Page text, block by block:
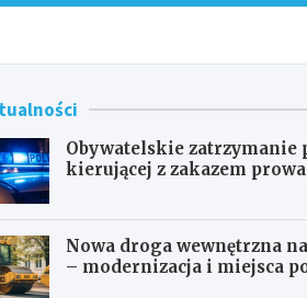
Obywatelskie zatrzymanie
kierującej z zakazem
Nowa droga wewnętrzna
– modernizacja i miejsca